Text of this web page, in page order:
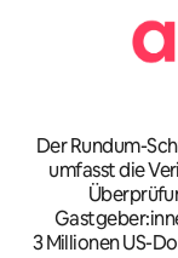
Der Rundum-
umfasst die
3 Millionen US-